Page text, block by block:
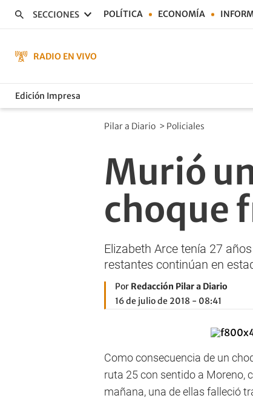
SECCIONES POLÍTICA ECONOMÍA
RADIO EN VIVO
Edición Impresa
Pilar a Diario > Policiales
Murió
choque
Elizabeth Arce tenía 27
restantes continúan en
Por Redacción Pilar a Diario
16 de julio de 2018 - 08:41
Como consecuencia de un
ruta 25 con sentido a Moreno,
mañana, una de ellas falleció